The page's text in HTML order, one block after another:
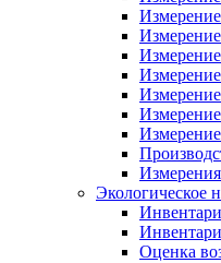
Измерение
Экологическое
Оценка